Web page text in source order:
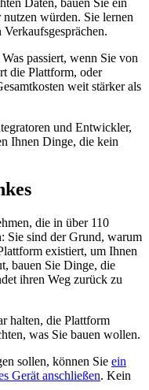
Daten, bauen Sie ein
würden. Sie lernen
passiert, wenn Sie von
die Plattform, oder
weit stärker als
und Entwickler,
Ihnen Dinge, die kein
die in über 110
Sie sind der Grund, warum
existiert, um Ihnen
bauen Sie Dinge, die
ihren Weg zurück zu
halten, die Plattform
was Sie bauen wollen.
sollen, können Sie ein
Gerät anschließen. Kein